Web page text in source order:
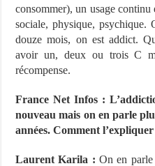
consommer), un usage continu
sociale, physique, psychique.
douze mois, on est addict.
avoir un, deux ou trois C
récompense.
France Net Infos :
nouveau mais on en parle
années. Comment l’expliquer
Laurent Karila : On en parle